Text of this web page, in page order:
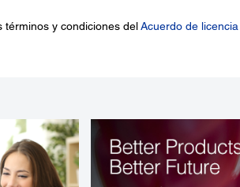
términos y condiciones delAcuerdo de